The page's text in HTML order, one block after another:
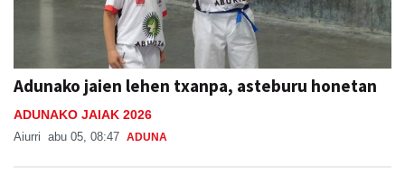
Adunako jaien lehen txanpa, asteburu honetan
ADUNAKO JAIAK 2026
Aiurri abu 05, 08:47 ADUNA